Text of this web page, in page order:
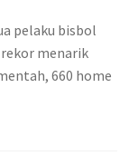
pelaku bisbol
menarik
660 home